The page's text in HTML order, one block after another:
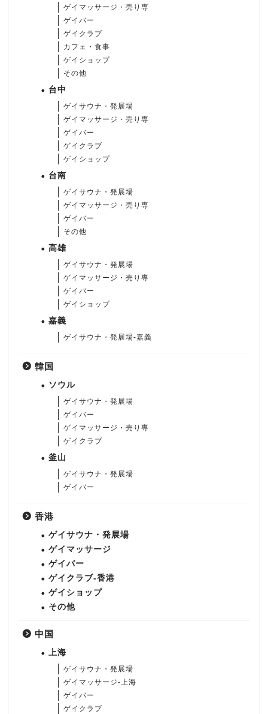
ゲイマッサージ・売り専
ゲイバー
ゲイクラブ
カフェ・食事
ゲイショップ
その他
台中
ゲイサウナ・発展場
ゲイマッサージ・売り専
ゲイバー
ゲイクラブ
ゲイショップ
台南
ゲイサウナ・発展場
ゲイマッサージ・売り専
ゲイバー
その他
高雄
ゲイサウナ・発展場
ゲイマッサージ・売り専
ゲイバー
ゲイショップ
嘉義
ゲイサウナ・発展場-嘉義
韓国
ソウル
ゲイサウナ・発展場
ゲイバー
ゲイマッサージ・売り専
ゲイクラブ
釜山
ゲイサウナ・発展場
ゲイバー
香港
ゲイサウナ・発展場
ゲイマッサージ
ゲイバー
ゲイクラブ-香港
ゲイショップ
その他
中国
上海
ゲイサウナ・発展場
ゲイマッサージ-上海
ゲイバー
ゲイクラブ